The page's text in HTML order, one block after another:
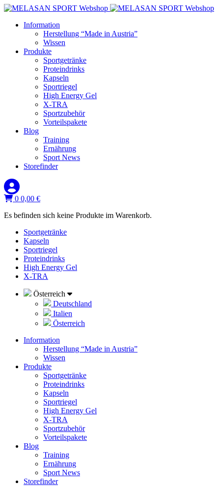
Information
Herstellung “Made in Austria”
Wissen
Produkte
Sportgetränke
Proteindrinks
Kapseln
Sportriegel
High Energy Gel
X-TRA
Sportzubehör
Vorteilspakete
Blog
Training
Ernährung
Sport News
Storefinder
0 0,00 €
Es befinden sich keine Produkte im Warenkorb.
Sportgetränke
Kapseln
Sportriegel
Proteindrinks
High Energy Gel
X-TRA
Österreich
Deutschland
Italien
Österreich
Information
Herstellung “Made in Austria”
Wissen
Produkte
Sportgetränke
Proteindrinks
Kapseln
Sportriegel
High Energy Gel
X-TRA
Sportzubehör
Vorteilspakete
Blog
Training
Ernährung
Sport News
Storefinder